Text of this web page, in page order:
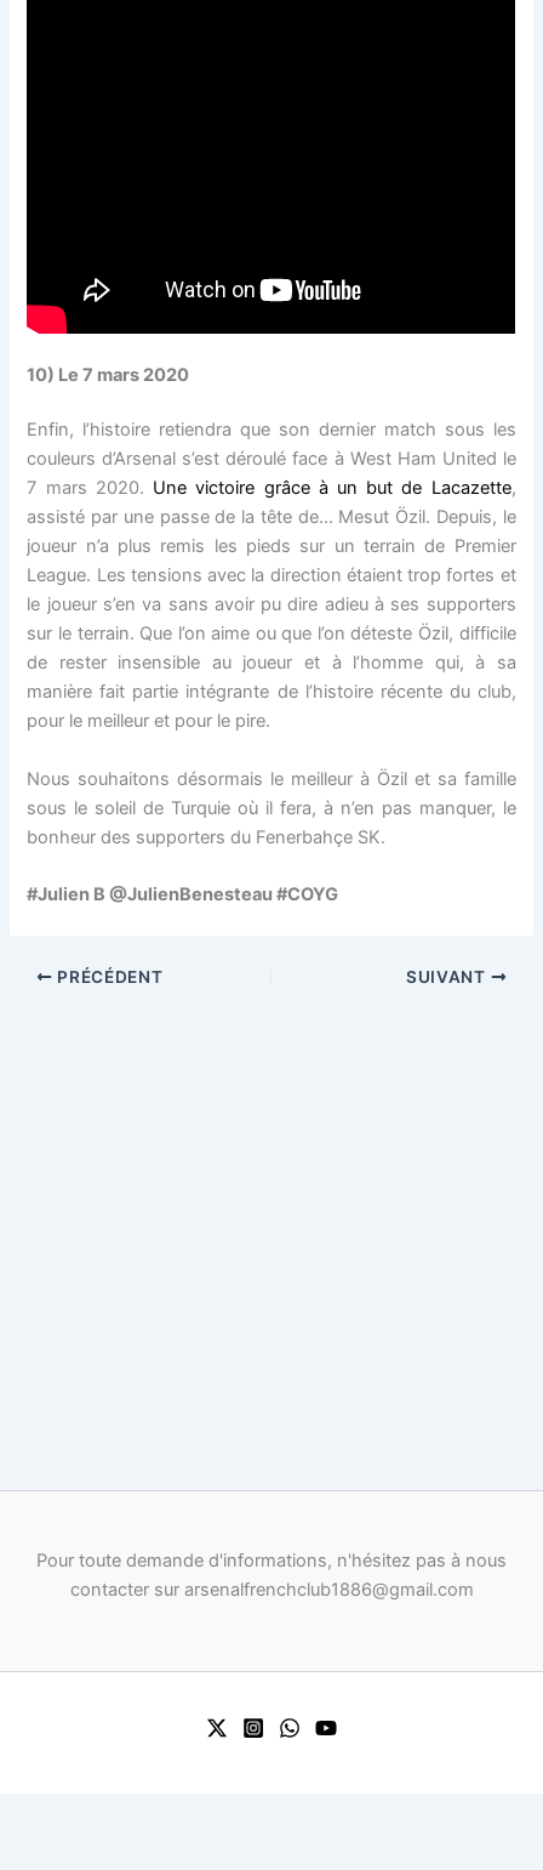
10) Le 7 mars 2020
Enfin, l’histoire retiendra que son dernier match sous les
couleurs d’Arsenal s’est déroulé face à West Ham United le
7 mars 2020. Une victoire grâce à un but de Lacazette,
assisté par une passe de la tête de… Mesut Özil. Depuis, le
joueur n’a plus remis les pieds sur un terrain de Premier
League. Les tensions avec la direction étaient trop fortes et
le joueur s’en va sans avoir pu dire adieu à ses supporters
sur le terrain. Que l’on aime ou que l’on déteste Özil, difficile
de rester insensible au joueur et à l’homme qui, à sa
manière fait partie intégrante de l’histoire récente du club,
pour le meilleur et pour le pire.
Nous souhaitons désormais le meilleur à Özil et sa famille
sous le soleil de Turquie où il fera, à n’en pas manquer, le
bonheur des supporters du Fenerbahçe SK.
#Julien B @JulienBenesteau #COYG
PRÉCÉDENT SUIVANT
Pour toute demande d'informations, n'hésitez pas à nous
contacter sur arsenalfrenchclub1886@gmail.com